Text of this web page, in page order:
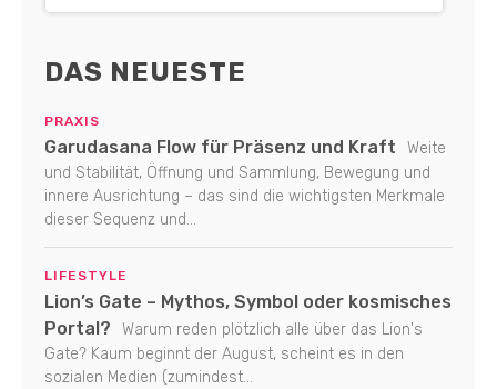
DAS NEUESTE
PRAXIS
Garudasana Flow für Präsenz und Kraft
Weite
und Stabilität, Öffnung und Sammlung, Bewegung und
innere Ausrichtung – das sind die wichtigsten Merkmale
dieser Sequenz und...
LIFESTYLE
Lion’s Gate – Mythos, Symbol oder kosmisches
Portal?
Warum reden plötzlich alle über das Lion's
Gate? Kaum beginnt der August, scheint es in den
sozialen Medien (zumindest...